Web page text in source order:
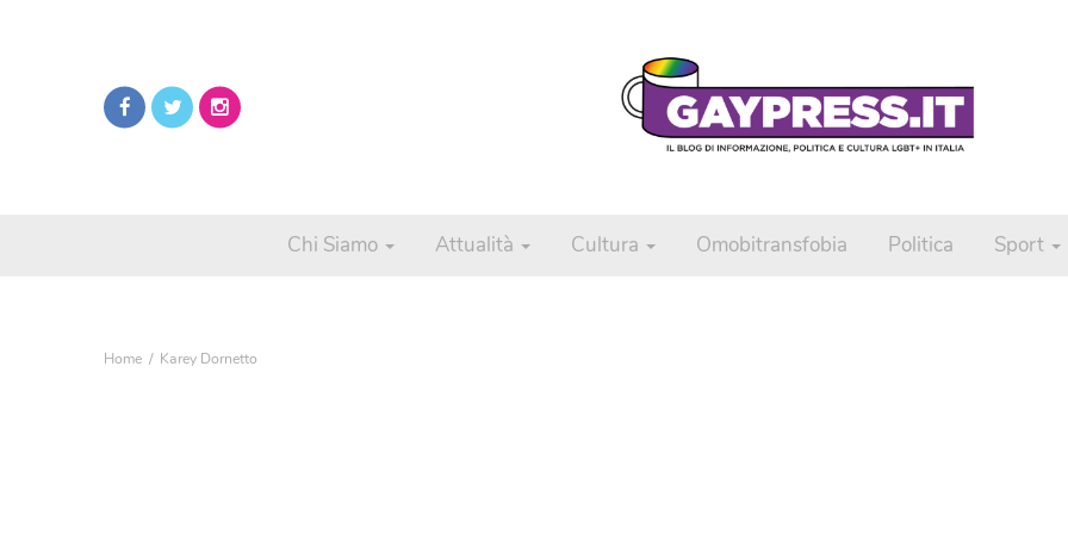
Chi Siamo Attualità Cultura Omobitransfobia Politica Sport
Home Karey Dornetto